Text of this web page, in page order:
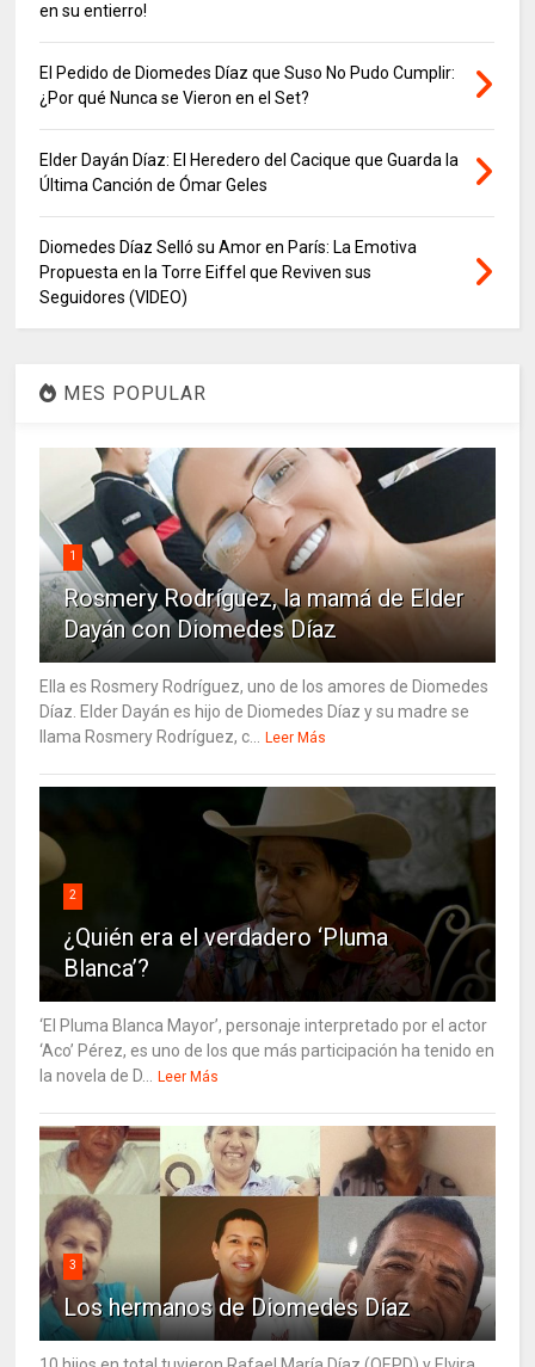
en su entierro!
El Pedido de Diomedes Díaz que Suso No Pudo Cumplir:
¿Por qué Nunca se Vieron en el Set?
Elder Dayán Díaz: El Heredero del Cacique que Guarda la
Última Canción de Ómar Geles
Diomedes Díaz Selló su Amor en París: La Emotiva
Propuesta en la Torre Eiffel que Reviven sus
Seguidores (VIDEO)
MES POPULAR
1
Rosmery Rodríguez, la mamá de Elder
Dayán con Diomedes Díaz
Ella es Rosmery Rodríguez, uno de los amores de Diomedes
Díaz. Elder Dayán es hijo de Diomedes Díaz y su madre se
llama Rosmery Rodríguez, c... Leer Más
2
¿Quién era el verdadero ‘Pluma
Blanca’?
‘El Pluma Blanca Mayor’, personaje interpretado por el actor
‘Aco’ Pérez, es uno de los que más participación ha tenido en
la novela de D... Leer Más
3
Los hermanos de Diomedes Díaz